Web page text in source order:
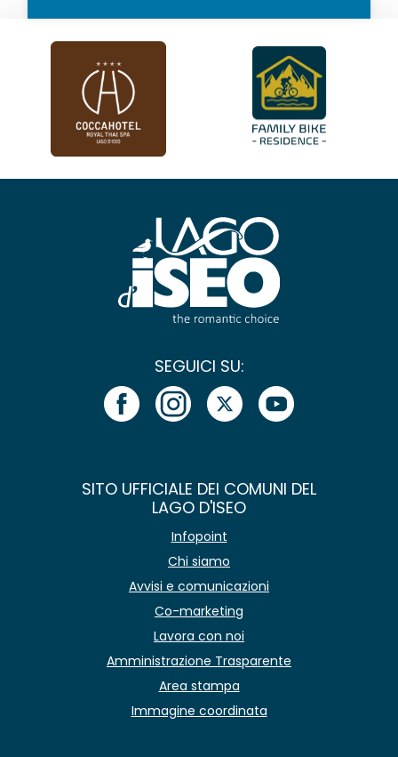
SEGUICI SU:
SITO UFFICIALE DEI COMUNI DEL
LAGO D'ISEO
Infopoint
Chi siamo
Avvisi e comunicazioni
Co-marketing
Lavora con noi
Amministrazione Trasparente
Area stampa
Immagine coordinata